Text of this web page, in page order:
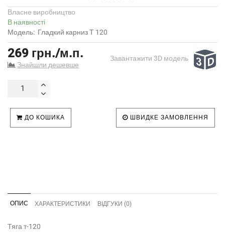
Власне виробництво
В наявності
Модель: Гладкий карниз Т 120
269 грн./м.п.
Знайшли дешевше
Завантажити 3D модель
ДО КОШИКА ШВИДКЕ ЗАМОВЛЕННЯ
ОПИС ХАРАКТЕРИСТИКИ ВІДГУКИ (0)
Тяга т-120